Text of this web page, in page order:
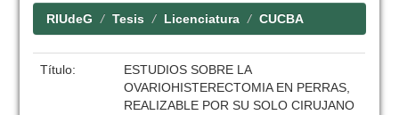
RIUdeG Tesis Licenciatura CUCBA
Título:
ESTUDIOS SOBRE LA
OVARIOHISTERECTOMIA EN PERRAS,
REALIZABLE POR SU SOLO CIRUJANO